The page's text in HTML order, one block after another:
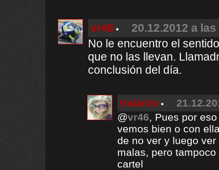
vr46
20.12.2012 a
No le encuentro el
que no las llevan.
conclusión del día.
tralariro
@vr46, Pues por
vemos bien o con
de no ver y luego
malas, pero
cartel